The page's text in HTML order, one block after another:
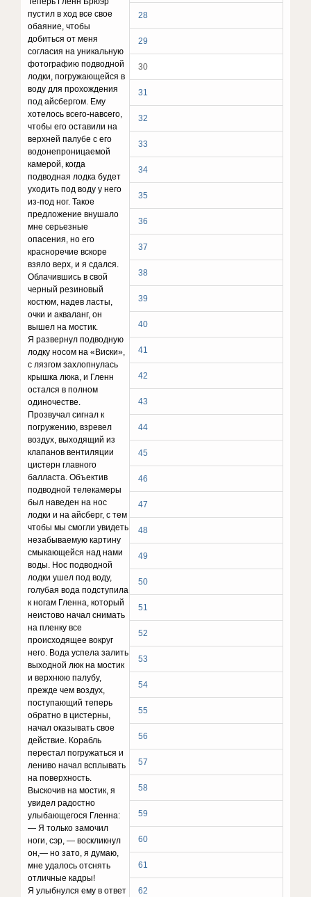
28
29
30
31
32
33
34
35
36
37
38
39
40
41
42
43
44
45
46
47
48
49
50
51
52
53
54
55
56
57
58
59
60
61
62
пустил в ход все свое
обаяние, чтобы
добиться от меня
согласия на уникальную
фотографию подводной
лодки, погружающейся в
воду для прохождения
под айсбергом. Ему
хотелось всего-навсего,
чтобы его оставили на
верхней палубе с его
водонепроницаемой
камерой, когда
подводная лодка будет
уходить под воду у него
из-под ног. Такое
предложение внушало
мне серьезные
опасения, но его
красноречие вскоре
взяло верх, и я сдался.
Облачившись в свой
черный резиновый
костюм, надев ласты,
очки и акваланг, он
вышел на мостик.
Я развернул подводную
лодку носом на «Виски»,
с лязгом захлопнулась
крышка люка, и Гленн
остался в полном
одиночестве.
Прозвучал сигнал к
погружению, взревел
воздух, выходящий из
клапанов вентиляции
цистерн главного
балласта. Объектив
подводной телекамеры
был наведен на нос
лодки и на айсберг, с тем
чтобы мы смогли увидеть
незабываемую картину
смыкающейся над нами
воды. Нос подводной
лодки ушел под воду,
голубая вода подступила
к ногам Гленна, который
неистово начал снимать
на пленку все
происходящее вокруг
него. Вода успела залить
выходной люк на мостик
и верхнюю палубу,
прежде чем воздух,
поступающий теперь
обратно в цистерны,
начал оказывать свое
действие. Корабль
перестал погружаться и
лениво начал всплывать
на поверхность.
Выскочив на мостик, я
увидел радостно
улыбающегося Гленна:
— Я только замочил
ноги, сэр, — воскликнул
он,— но зато, я думаю,
мне удалось отснять
отличные кадры!
Я улыбнулся ему в ответ